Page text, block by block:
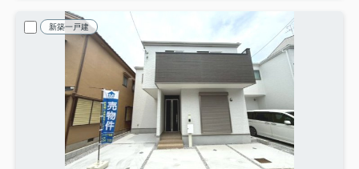
新築一戸建